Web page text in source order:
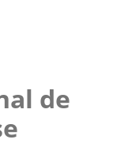
de